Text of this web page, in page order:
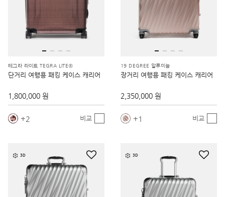
테그라 라이트 TEGRA LITE®
단거리 여행용 패킹 케이스 캐리어
1,800,000 원
2 비교
19 DEGREE 알루미늄
장거리 여행용 패킹 케이스 캐리어
2,350,000 원
1 비교
3D 3D